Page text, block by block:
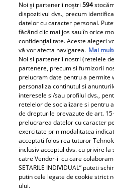
Carmen Grebenișan,
estetice. Influencerița vrea
implanturile mamare:
Parteneri
Noi și partenerii noștri594
dispozitivul dvs., precum
datelor cu caracter personal.
făcând clic mai jos sau în orice
confidențialitate. Aceste alegeri
vă vor afecta navigarea. Mai
Noi si partenerii nostri (retelele
partenere, precum si furnizorii
prelucram date pentru a permite
personaliza continutul si
interesele si/sau profilul dvs.,
retelelor de socializare si pentru
de drepturile prevazute de art.
prelucrarea datelor cu caracter
exercitate prin modalitatea
acceptati folosirea tuturor
inclusiv acceptul dvs. cu privire
catre Vendor-ii cu care
SETARILE INDIVIDUAL” puteti
putin cele legate de cookie strict
ului.